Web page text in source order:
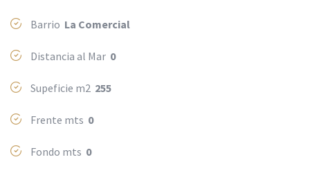
Barrio La Comercial
Distancia al Mar 0
Supeficie m2 255
Frente mts 0
Fondo mts 0